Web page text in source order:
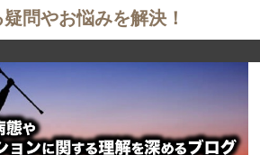
問やお悩みを解決！